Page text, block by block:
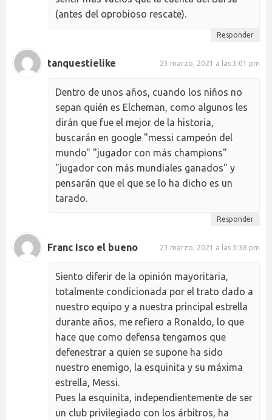
(antes del oprobioso rescate).
Responder
tanquestielike 23 marzo, 2021 a las 3:01 pm
Dentro de unos años, cuando los niños no
sepan quién es Elcheman, como algunos les
dirán que fue el mejor de la historia,
buscarán en google "messi campeón del
mundo" "jugador con más champions"
"jugador con más mundiales ganados" y
pensarán que el que se lo ha dicho es un
tarado.
Responder
Franc Isco el bueno 23 marzo, 2021 a las 3:38 pm
Siento diferir de la opinión mayoritaria,
totalmente condicionada por el trato dado a
nuestro equipo y a nuestra principal estrella
durante años, me refiero a Ronaldo, lo que
hace que como defensa tengamos que
defenestrar a quien se supone ha sido
nuestro enemigo, la esquinita y su máxima
estrella, Messi.
Pues la esquinita, independientemente de ser
un club privilegiado con los árbitros, ha